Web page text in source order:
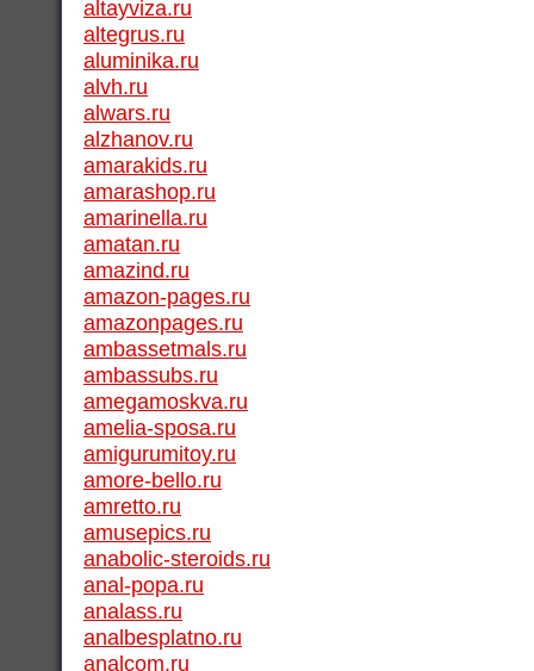
altayviza.ru
altegrus.ru
aluminika.ru
alvh.ru
alwars.ru
alzhanov.ru
amarakids.ru
amarashop.ru
amarinella.ru
amatan.ru
amazind.ru
amazon-pages.ru
amazonpages.ru
ambassetmals.ru
ambassubs.ru
amegamoskva.ru
amelia-sposa.ru
amigurumitoy.ru
amore-bello.ru
amretto.ru
amusepics.ru
anabolic-steroids.ru
anal-popa.ru
analass.ru
analbesplatno.ru
analcom.ru